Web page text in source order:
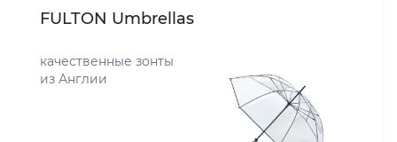
FULTON Umbrellas
качественные зонты
из Англии